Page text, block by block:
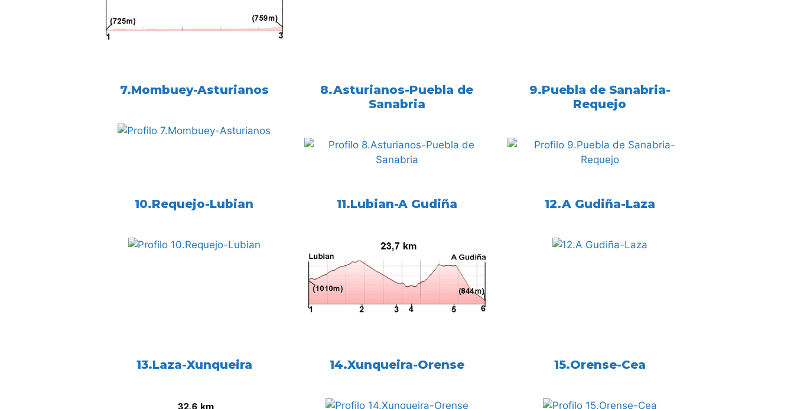
7.Mombuey-Asturianos
8.Asturianos-Puebla de
Sanabria
9.Puebla de Sanabria-
Requejo
10.Requejo-Lubian 11.Lubian-A Gudiña 12.A Gudiña-Laza
13.Laza-Xunqueira 14.Xunqueira-Orense 15.Orense-Cea